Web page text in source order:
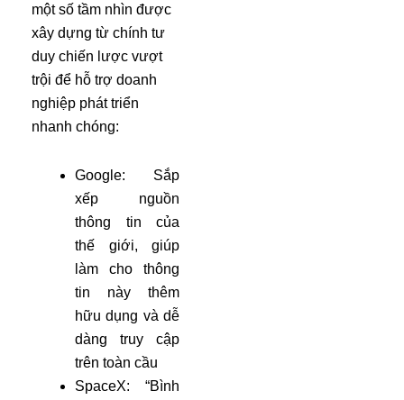
một số tầm nhìn được
xây dựng từ chính tư
duy chiến lược vượt
trội để hỗ trợ doanh
nghiệp phát triển
nhanh chóng:
Google: Sắp
xếp nguồn
thông tin của
thế giới, giúp
làm cho thông
tin này thêm
hữu dụng và dễ
dàng truy cập
trên toàn cầu
SpaceX: “Bình